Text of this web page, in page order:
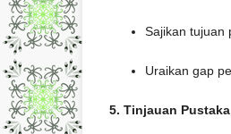
Sajikan tujuan
Uraikan gap
5. Tinjauan Pustaka